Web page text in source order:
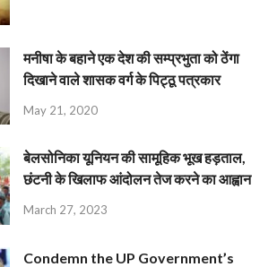
मनीषा के बहाने एक देश की सम्प्रभुता को ठेंगा
दिखाने वाले शासक वर्ग के पिट्ठू पत्रकार
May 21, 2020
बेलसोनिका यूनियन की सामूहिक भूख हड़ताल,
छंटनी के खिलाफ आंदोलन तेज करने का आह्वान
March 27, 2023
Condemn the UP Government’s